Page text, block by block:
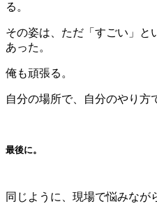
る。
その姿は、ただ「すごい」と
あった。
俺も頑張る。
自分の場所で、自分のやり方
最後に。
同じように、現場で悩みなが